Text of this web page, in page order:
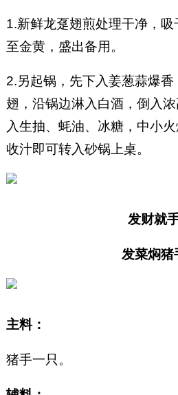
1.新鲜龙趸翅煎处理干净，
至金黄，盛出备用。
2.另起锅，先下入姜葱蒜爆
翅，沿锅边淋入白酒，倒入
入生抽、蚝油、冰糖，中小
收汁即可转入砂锅上桌。
发财就
发菜焖猪
主料：
猪手一只。